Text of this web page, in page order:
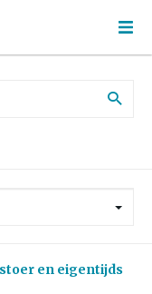
en eigentijds